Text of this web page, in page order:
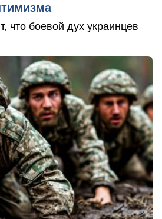
что боевой дух украинцев